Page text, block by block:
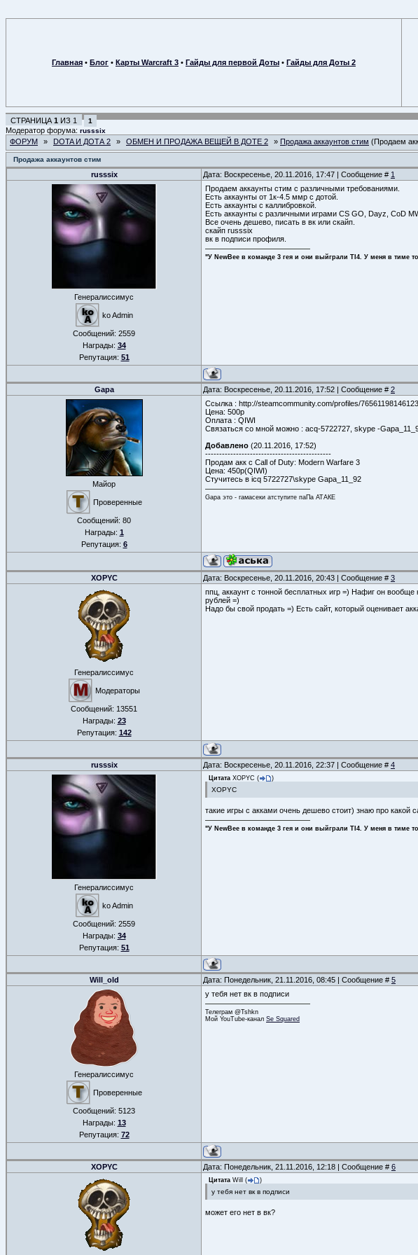
Главная • Блог • Карты Warcraft 3 • Гайды для первой Доты • Гайды для Доты 2
СТРАНИЦА 1 ИЗ 1 1
Модератор форума: russsix
ФОРУМ » DOTA И ДОТА 2 » ОБМЕН И ПРОДАЖА ВЕЩЕЙ В ДОТЕ 2 » Продажа аккаунтов стим (Продаем
Продажа аккаунтов стим
russsix Дата: Воскресенье, 20.11.2016, 17:47 | Сообщение # 1
Генералиссимус
ko Admin
Сообщений: 2559
Награды: 34
Репутация: 51
Продаем аккаунты стим с различными требованиями.
Есть аккаунты от 1к-4.5 ммр с дотой.
Есть аккаунты с каллибровкой.
Есть аккаунты с различными играми CS GO, Dayz, CoD
Все очень дешево, писать в вк или скайп.
скайп russsix
вк в подписи профиля.
"У NewBee в команде 3 гея и они выйграли TI4. У меня в тиме
Gapa Дата: Воскресенье, 20.11.2016, 17:52 | Сообщение # 2
Майор
Проверенные
Сообщений: 80
Награды: 1
Репутация: 6
Ссылка : http://steamcommunity.com/profiles/
Цена: 500р
Оплата : QIWI
Связаться со мной можно : acq-5722727, skype -
Добавлено (20.11.2016, 17:52)
---------------------------------------------
Продам акк с Call of Duty: Modern Warfare 3
Цена: 450р(QIWI)
Стучитесь в icq 5722727\skype Gapa_11_92
Gapa это - гамасеки атступите паПа АТАКЕ
XOPYC Дата: Воскресенье, 20.11.2016, 20:43 | Сообщение # 3
Генералиссимус
Модераторы
Сообщений: 13551
Награды: 23
Репутация: 142
ппц, аккаунт с тонной бесплатных игр =) Нафиг он
рублей =)
Надо бы свой продать =) Есть сайт, который оценивает
russsix Дата: Воскресенье, 20.11.2016, 22:37 | Сообщение # 4
Генералиссимус
ko Admin
Сообщений: 2559
Награды: 34
Репутация: 51
Цитата XOPYC ( )
XOPYC
такие игры с акками очень дешево стоит) знаю про какой
"У NewBee в команде 3 гея и они выйграли TI4. У меня в тиме
Will_old Дата: Понедельник, 21.11.2016, 08:45 | Сообщение # 5
Генералиссимус
Проверенные
Сообщений: 5123
Награды: 13
Репутация: 72
у тебя нет вк в подписи
Телеграм @Tshkn
Мой YouTube-канал Se Squared
XOPYC Дата: Понедельник, 21.11.2016, 12:18 | Сообщение # 6
Цитата Will ( )
у тебя нет вк в подписи
может его нет в вк?